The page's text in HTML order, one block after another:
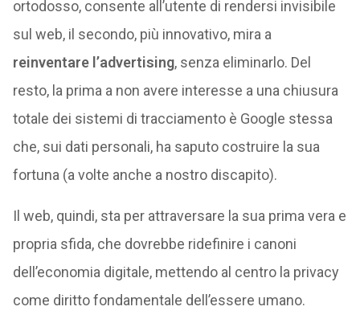
ortodosso, consente all’utente di rendersi invisibile
sul web, il secondo, più innovativo, mira a
reinventare l’advertising, senza eliminarlo. Del
resto, la prima a non avere interesse a una chiusura
totale dei sistemi di tracciamento è Google stessa
che, sui dati personali, ha saputo costruire la sua
fortuna (a volte anche a nostro discapito).
Il web, quindi, sta per attraversare la sua prima vera e
propria sfida, che dovrebbe ridefinire i canoni
dell’economia digitale, mettendo al centro la privacy
come diritto fondamentale dell’essere umano.